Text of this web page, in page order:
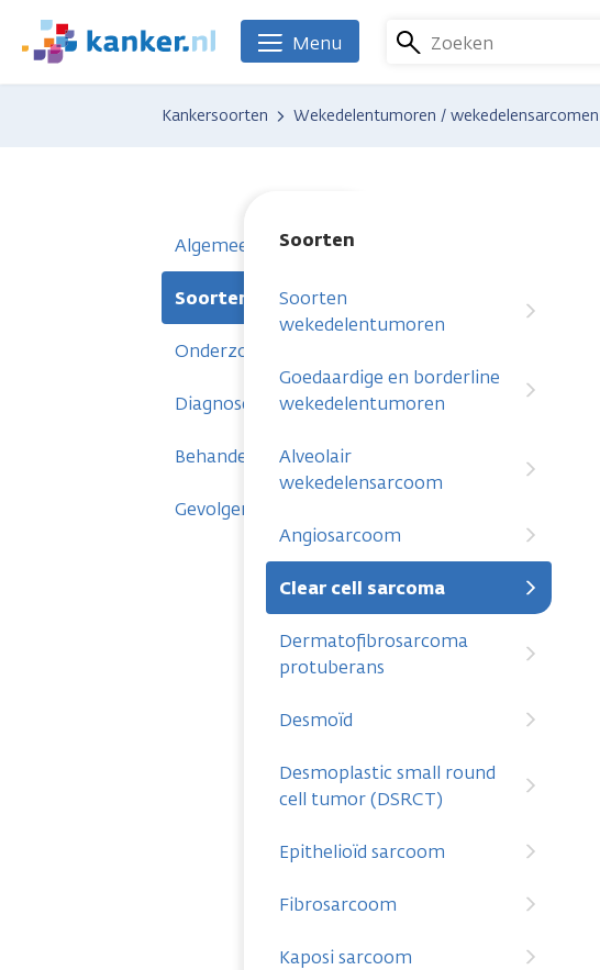
naar
We
zijn
Zoeken
Menu
Kankersoorten Wekedelentumoren / wekedelensarcomen
Algemeen
Soorten
Soorten
Soorten
wekedelentumoren
Goedaardige en borderline
wekedelentumoren
Alveolair
wekedelensarcoom
Angiosarcoom
Clear cell sarcoma
Dermatofibrosarcoma
protuberans
Desmoïd
Desmoplastic small round
cell tumor (DSRCT)
Epithelioïd sarcoom
Fibrosarcoom
Kaposi sarcoom
Onderzoeken
Diagnose
Behandelingen
Gevolgen